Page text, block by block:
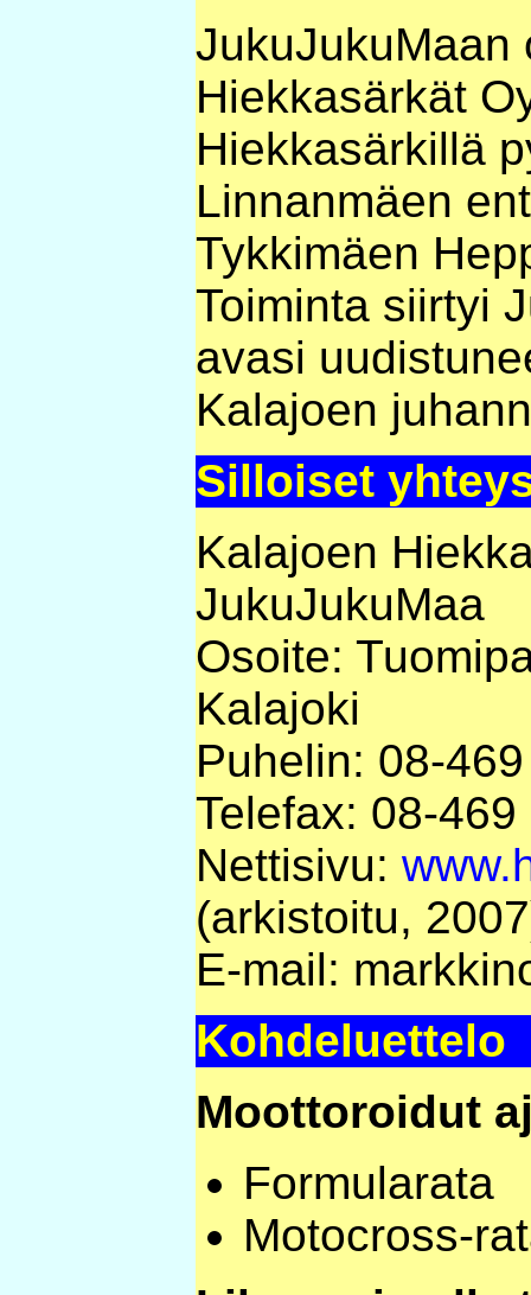
JukuJukuMaan
Hiekkasärkät
Hiekkasärkillä
Linnanmäen
Tykkimäen
Toiminta siirtyi
avasi
Kalajoen
Silloiset
Kalajoen
JukuJukuMaa
Osoite:
Kalajoki
Puhelin: 08-
Telefax: 08-469
Nettisivu:
(arkistoitu,
E-mail:
Kohdeluettelo
Moottoroidut
Formularata
Motocross-